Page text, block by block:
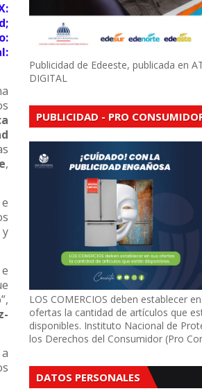
,
Publicidad de Edeeste, publicada en
DIGITAL
PUBLICIDAD - PRO
LOS COMERCIOS deben establecer
ofertas la cantidad de artículos que
disponibles. Instituto Nacional de
los Derechos del Consumidor (Pro
DATOS PERSONALES